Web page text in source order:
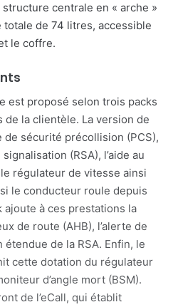
centrale en « arche »
totale de 74 litres, accessible
le coffre.
est proposé selon trois packs
la clientèle. La version de
sécurité précollision (PCS),
(RSA), l’aide au
régulateur de vitesse ainsi
le conducteur roule depuis
ajoute à ces prestations la
de route (AHB), l’alerte de
de la RSA. Enfin, le
cette dotation du régulateur
d’angle mort (BSM).
de l’eCall, qui établit